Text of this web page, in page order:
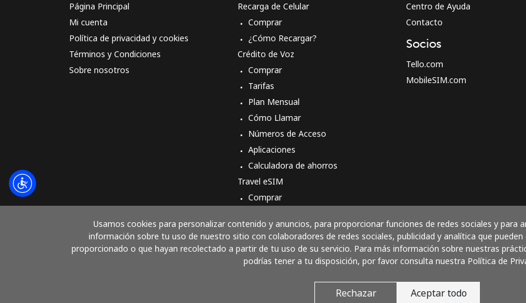
Usamos cookies para personalizar contenido y anuncios, para proporcionar funciones de redes sociales y
información sobre tu uso de nuestro sitio con colaboradores de redes sociales, publicidad y analítica que
proporcionado o que hayan recolectado a partir de tu uso de su servicio. Para más información sobre nuestras
podrías tener a tu disposición, por favor consulta nuestra Política de
Rechazar Aceptar todo
Página Principal
Mi cuenta
Política de privacidad y cookies
Términos y Condiciones
Sobre nosotros
Recarga de Celular
Comprar
¿Cómo Recargar?
Crédito de Voz
Comprar
Tarifas
Plan Mensual
Cómo Llamar
Números de Acceso
Aplicaciones
Calculadora de ahorros
Travel eSIM
Comprar
Centro de Ayuda
Contacto
Socios
Tello.com
MobileSIM.com